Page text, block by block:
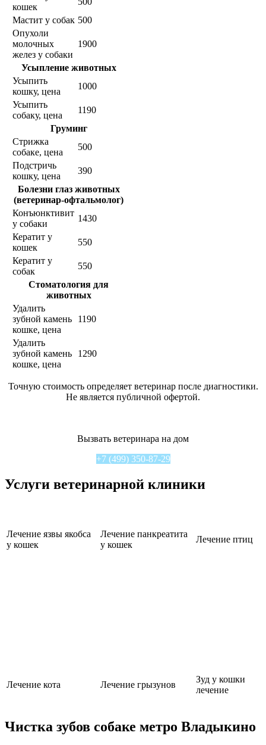
кошек
Мастит у собак 500
Опухоли
молочных
желез у собаки
1900
Усыпление животных
Усыпить
кошку, цена
1000
Усыпить
собаку, цена
1190
Груминг
Стрижка
собаке, цена
500
Подстричь
кошку, цена
390
Болезни глаз животных
(ветеринар-офтальмолог)
Конъюнктивит
у собаки
1430
Кератит у
кошек
550
Кератит у
собак
550
Стоматология для
животных
Удалить
зубной камень
кошке, цена
1190
Удалить
зубной камень
кошке, цена
1290
Точную стоимость определяет ветеринар после диагностики.
Не является публичной офертой.
Вызвать ветеринара на дом
+7 (499) 350-87-29
Услуги ветеринарной клиники
Лечение язвы якобса
у кошек
Лечение панкреатита
у кошек
Лечение птиц
Лечение кота Лечение грызунов
Зуд у кошки
лечение
Чистка зубов собаке метро Владыкино